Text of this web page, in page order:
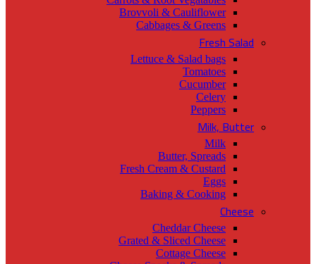
Brovvoli & Cauliflower
Cabbages & Greens
Fresh Salad
Lettuce & Salad bags
Tomatoes
Cucumber
Celery
Peppers
Milk, Butter
Milk
Butter, Spreads
Fresh Cream & Custard
Eggs
Baking & Cooking
Cheese
Cheddar Cheese
Grated & Sliced Cheese
Cottage Cheese